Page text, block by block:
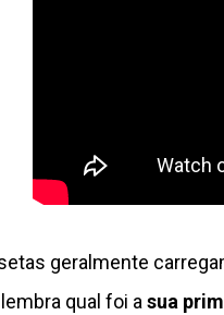
geralmente
qual foi asua